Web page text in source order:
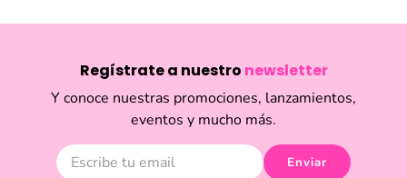
inmediata, aprovecha la entrega el mismo día en Quito y Guayaquil!
términos y condiciones.Regístrate a nuestro newsletter
Y conoce nuestras promociones, lanzamientos,
eventos y mucho más.
Enviar